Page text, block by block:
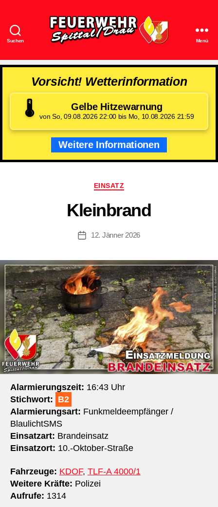
Suchen
Spittal/Drau
Menü
Vorsicht! Wetterinformation
🌡️ Gelbe Hitzewarnung
von So, 09.08.2026 22:00 bis Mo, 10.08.2026 21:59
Weitere Informationen
Kategorien
EINSATZ
Kleinbrand
Beitragsdatum
12. Jänner 2026
Alarmierungszeit: 16:43 Uhr
Stichwort: B2
Alarmierungsart: Funkmeldeempfänger /
BlaulichtSMS
Einsatzart: Brandeinsatz
Einsatzort: 10.-Oktober-Straße
Fahrzeuge: KDOF, TLF-A 4000/1
Weitere Kräfte: Polizei
Aufrufe: 1314